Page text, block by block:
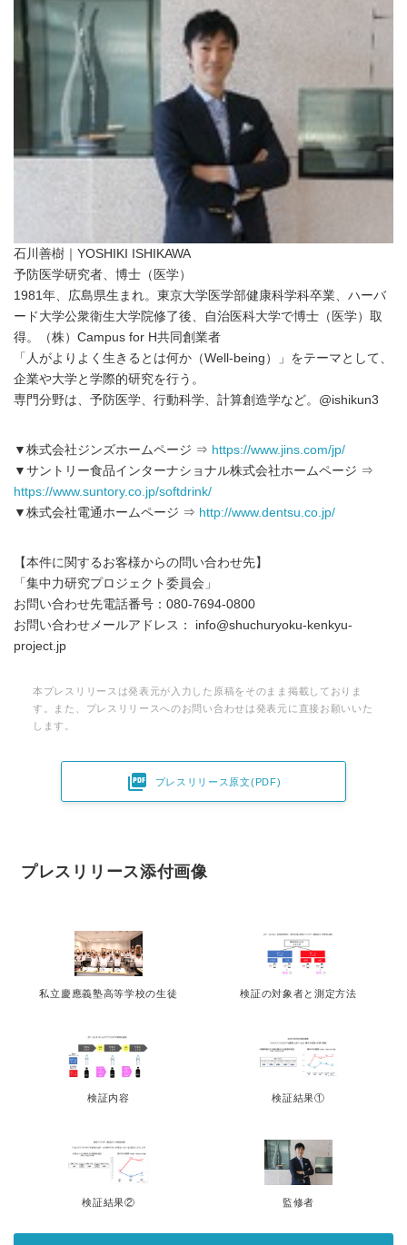
石川善樹｜YOSHIKI ISHIKAWA
予防医学研究者、博士（医学）
1981年、広島県生まれ。東京大学医学部健康科学科卒業、ハーバ
ード大学公衆衛生大学院修了後、自治医科大学で博士（医学）取
得。（株）Campus for H共同創業者
「人がよりよく生きるとは何か（Well-being）」をテーマとして、
企業や大学と学際的研究を行う。
専門分野は、予防医学、行動科学、計算創造学など。@ishikun3
▼株式会社ジンズホームページ ⇒ https://www.jins.com/jp/
▼サントリー食品インターナショナル株式会社ホームページ ⇒
https://www.suntory.co.jp/softdrink/
▼株式会社電通ホームページ ⇒ http://www.dentsu.co.jp/
【本件に関するお客様からの問い合わせ先】
「集中力研究プロジェクト委員会」
お問い合わせ先電話番号：080-7694-0800
お問い合わせメールアドレス： info@shuchuryoku-kenkyu-
project.jp
本プレスリリースは発表元が入力した原稿をそのまま掲載しておりま
す。また、プレスリリースへのお問い合わせは発表元に直接お願いいた
します。
 プレスリリース原文(PDF)
プレスリリース添付画像
私立慶應義塾高等学校の生徒 検証の対象者と測定方法
検証内容 検証結果①
検証結果② 監修者